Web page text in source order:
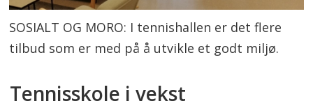
SOSIALT OG MORO: I tennishallen er det flere
tilbud som er med på å utvikle et godt miljø.
Tennisskole i vekst